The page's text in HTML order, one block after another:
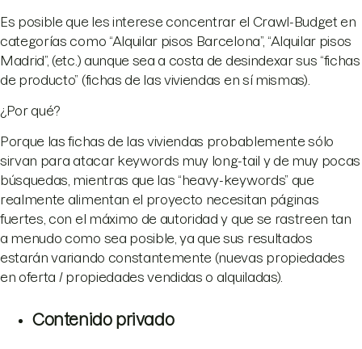
Es posible que les interese concentrar el Crawl-Budget en
categorías como “Alquilar pisos Barcelona”, “Alquilar pisos
Madrid”, (etc.) aunque sea a costa de desindexar sus “fichas
de producto” (fichas de las viviendas en sí mismas).
¿Por qué?
Porque las fichas de las viviendas probablemente sólo
sirvan para atacar keywords muy long-tail y de muy pocas
búsquedas, mientras que las “heavy-keywords” que
realmente alimentan el proyecto necesitan páginas
fuertes, con el máximo de autoridad y que se rastreen tan
a menudo como sea posible, ya que sus resultados
estarán variando constantemente (nuevas propiedades
en oferta / propiedades vendidas o alquiladas).
Contenido privado